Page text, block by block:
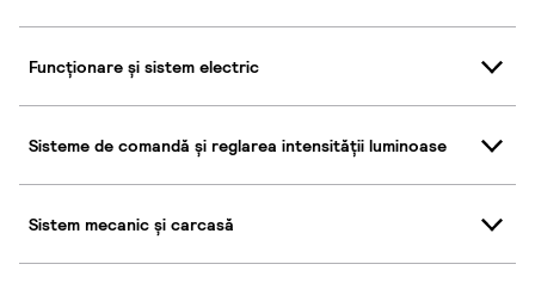
Funcționare și sistem electric
Sisteme de comandă și reglarea intensității luminoase
Sistem mecanic și carcasă